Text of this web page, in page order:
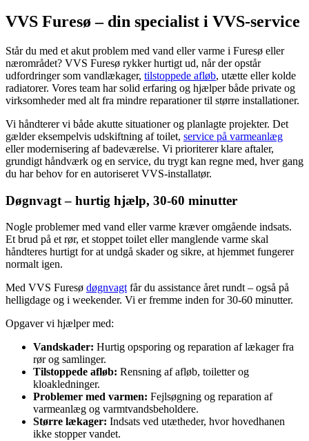
VVS Furesø – din specialist i VVS-service
Står du med et akut problem med vand eller varme i Furesø eller
nærområdet? VVS Furesø rykker hurtigt ud, når der opstår
udfordringer som vandlækager, tilstoppede afløb, utætte eller kolde
radiatorer. Vores team har solid erfaring og hjælper både private og
virksomheder med alt fra mindre reparationer til større installationer.
Vi håndterer vi både akutte situationer og planlagte projekter. Det
gælder eksempelvis udskiftning af toilet, service på varmeanlæg
eller modernisering af badeværelse. Vi prioriterer klare aftaler,
grundigt håndværk og en service, du trygt kan regne med, hver gang
du har behov for en autoriseret VVS-installatør.
Døgnvagt – hurtig hjælp, 30-60 minutter
Nogle problemer med vand eller varme kræver omgående indsats.
Et brud på et rør, et stoppet toilet eller manglende varme skal
håndteres hurtigt for at undgå skader og sikre, at hjemmet fungerer
normalt igen.
Med VVS Furesø døgnvagtfår du assistance året rundt – også på
helligdage og i weekender. Vi er fremme inden for 30-60 minutter.
Opgaver vi hjælper med:
Vandskader: Hurtig opsporing og reparation af lækager fra
rør og samlinger.
Tilstoppede afløb: Rensning af afløb, toiletter og
kloakledninger.
Problemer med varmen: Fejlsøgning og reparation af
varmeanlæg og varmtvandsbeholdere.
Større lækager: Indsats ved utætheder, hvor hovedhanen
ikke stopper vandet.